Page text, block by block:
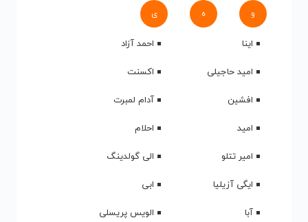
و ه ی
اینا
احمد آزاد
امید حاجیلی
اکسنت
افشین
آدام لمبرت
امید
احلام
امیر تتلو
الی گولدینگ
ایگی آزیلیا
ابی
آبا
الویس پریسلی